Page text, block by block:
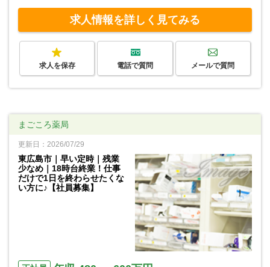
求人情報を詳しく見てみる
求人を保存 電話で質問 メールで質問
まごころ薬局
更新日：2026/07/29
東広島市｜早い定時｜残業
少なめ｜18時台終業！仕事
だけで1日を終わらせたくな
い方に♪【社員募集】